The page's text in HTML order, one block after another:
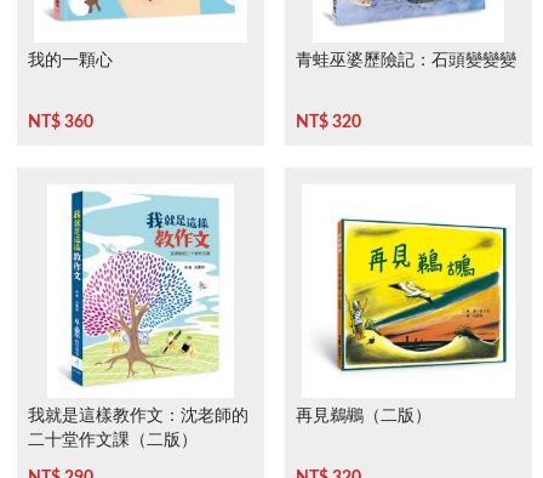
我的一顆心
NT$ 360
青蛙巫婆歷險記：石頭變變變
NT$ 320
我就是這樣教作文：沈老師的
二十堂作文課（二版）
再見鵜鶘（二版）